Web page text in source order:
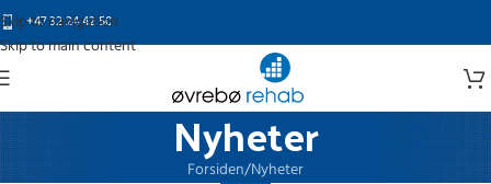
Skip to navigation
Skip to main content
+47 32 24 42 50
Nyheter
Forsiden Nyheter